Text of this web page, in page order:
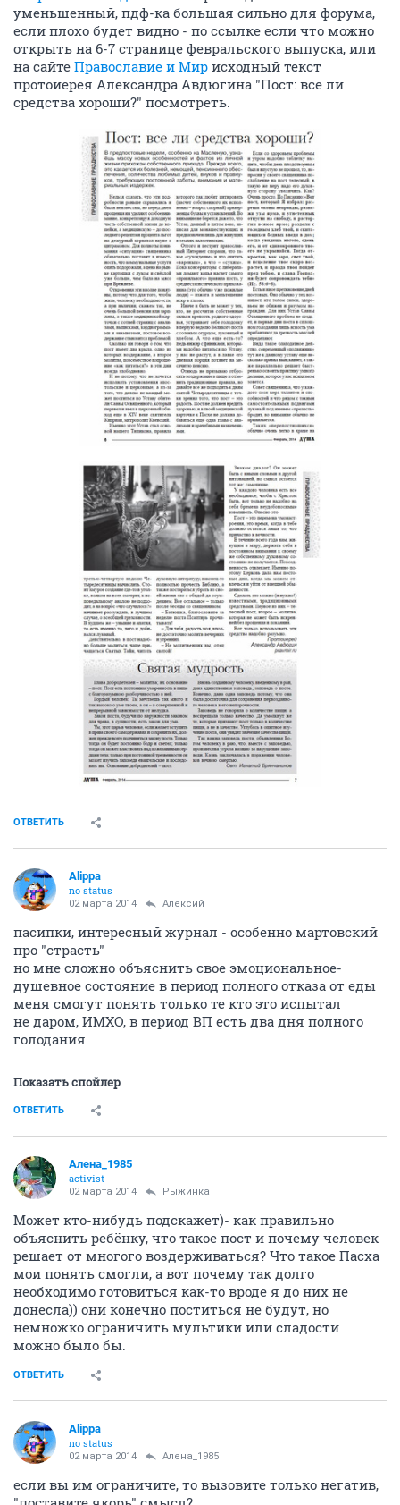
уменьшенный, пдф-ка большая сильно для форума,
если плохо будет видно - по ссылке если что можно
открыть на 6-7 странице февральского выпуска, или
на сайте Православие и Мир исходный текст
протоиерея Александра Авдюгина "Пост: все ли
средства хороши?" посмотреть.
ОТВЕТИТЬ
Alippa
no status
02 марта 2014 Алексий
пасипки, интересный журнал - особенно мартовский
про "страсть"
но мне сложно объяснить свое эмоциональное-
душевное состояние в период полного отказа от еды
меня смогут понять только те кто это испытал
не даром, ИМХО, в период ВП есть два дня полного
голодания
Показать спойлер
ОТВЕТИТЬ
Алена_1985
activist
02 марта 2014 Рыжинка
Может кто-нибудь подскажет)- как правильно
объяснить ребёнку, что такое пост и почему человек
решает от многого воздерживаться? Что такое Пасха
мои понять смогли, а вот почему так долго
необходимо готовиться как-то вроде я до них не
донесла)) они конечно поститься не будут, но
немножко ограничить мультики или сладости
можно было бы.
ОТВЕТИТЬ
Alippa
no status
02 марта 2014 Алена_1985
если вы им ограничите, то вызовите только негатив,